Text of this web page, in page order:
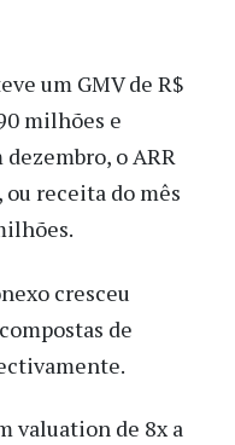
um GMV de R$
milhões e
o ARR
ou receita do mês
cresceu
de
valuation de 8x a